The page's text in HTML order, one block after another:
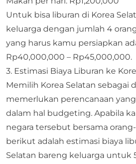
Untuk bisa liburan di Korea
keluarga dengan jumlah 4
yang harus kamu persiapkan
Rp40,000,000 – Rp45,000,000.
3. Estimasi Biaya Liburan ke
Memilih Korea Selatan sebagai
memerlukan perencanaan
dalam hal budgeting. Apabila
negara tersebut bersama
berikut adalah estimasi biaya
Selatan bareng keluarga untuk